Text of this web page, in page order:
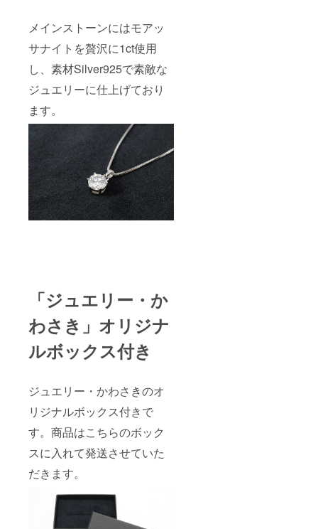
メインストーンにはモアッ
サナイトを贅沢に1ct使用
し、素材Silver925で素敵な
ジュエリーに仕上げており
ます。
「ジュエリー・か
わさき」オリジナ
ルボックス付き
ジュエリー・かわさきのオ
リジナルボックス付きで
す。商品はこちらのボック
スに入れて発送させていた
だきます。